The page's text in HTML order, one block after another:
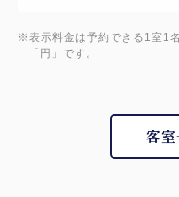
※表示料金は予約できる1室1
「円」です。
客